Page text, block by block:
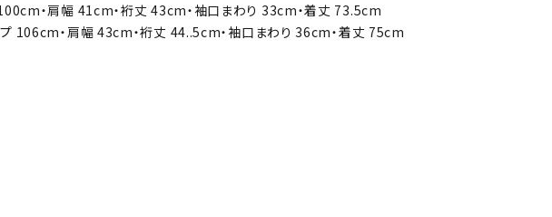
・肩幅 41cm・裄丈 43cm・袖口まわり 33cm・着丈 73.5cm
プ 106cm・肩幅 43cm・裄丈 44..5cm・袖口まわり 36cm・着丈 75cm